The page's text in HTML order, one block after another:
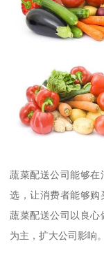
蔬菜配送公司能够在
选，让消费者能够购
蔬菜配送公司以良心
为主，扩大公司影响。